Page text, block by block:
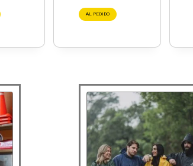
AL PEDIDO